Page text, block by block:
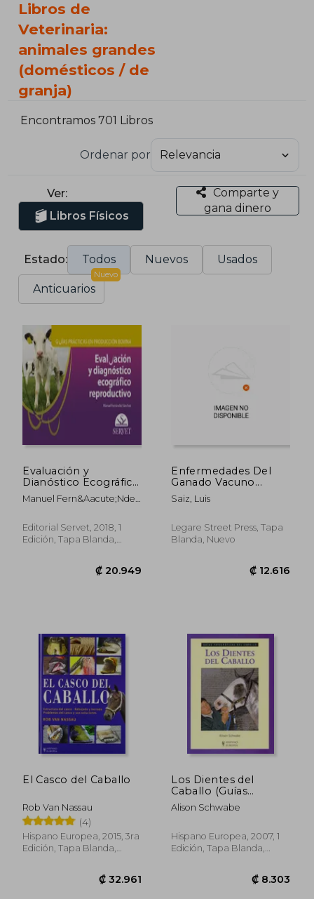
Libros de
Veterinaria:
animales grandes
(domésticos / de
granja)
Encontramos 701 Libros
Ordenar por
Ver:
Libros Físicos
Comparte y
gana dinero
Estado: Todos Nuevos Usados
Anticuarios
Nuevo
Evaluación y
Dianóstico Ecográfico
Reproductivo. Guías
Practicas en
Libros de Veterinaria -
Editorial Servet (Guías
Manuel Fern&Aacute;Ndez
Editorial Servet, 2018, 1
Edición, Tapa Blanda,
₡ 20.949
Enfermedades Del
Ganado Vacuno...
Saiz, Luis
Legare Street Press, Tapa
Blanda, Nuevo
El Casco del Caballo
Rob Van Nassau
(4)
Hispano Europea, 2015, 3ra
Edición, Tapa Blanda,
Los Dientes del
Caballo (Guías
Fotográficas del
Caballo)
Alison Schwabe
Hispano Europea, 2007, 1
Edición, Tapa Blanda,